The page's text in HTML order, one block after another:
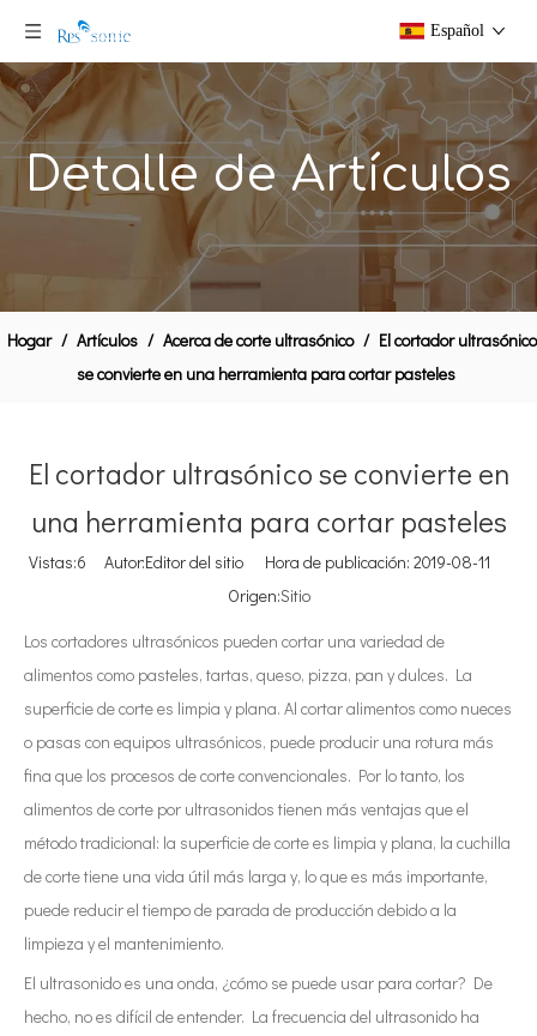
Español
Detalle de Artículos
Hogar / Artículos / Acerca de corte ultrasónico / El cortador ultrasónico
se convierte en una herramienta para cortar pasteles
El cortador ultrasónico se convierte en
una herramienta para cortar pasteles
Vistas:6 Autor:Editor del sitio Hora de publicación: 2019-08-11
Origen:Sitio
Los cortadores ultrasónicos pueden cortar una variedad de
alimentos como pasteles, tartas, queso, pizza, pan y dulces. La
superficie de corte es limpia y plana. Al cortar alimentos como nueces
o pasas con equipos ultrasónicos, puede producir una rotura más
fina que los procesos de corte convencionales. Por lo tanto, los
alimentos de corte por ultrasonidos tienen más ventajas que el
método tradicional: la superficie de corte es limpia y plana, la cuchilla
de corte tiene una vida útil más larga y, lo que es más importante,
puede reducir el tiempo de parada de producción debido a la
limpieza y el mantenimiento.
El ultrasonido es una onda, ¿cómo se puede usar para cortar? De
hecho, no es difícil de entender. La frecuencia del ultrasonido ha